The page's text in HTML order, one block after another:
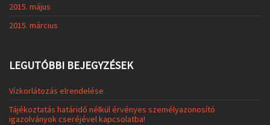
2015. május
2015. március
LEGUTÓBBI BEJEGYZÉSEK
Vízkorlátozás elrendelése
Tájékoztatás határidő nélkül érvényes személyazonosító
igazolványok cseréjével kapcsolatba!